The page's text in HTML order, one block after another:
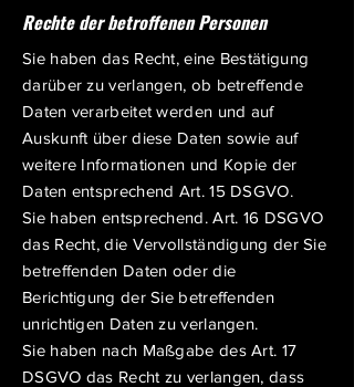
Rechte der betroffenen Personen
Sie haben das Recht, eine Bestätigung
darüber zu verlangen, ob betreffende
Daten verarbeitet werden und auf
Auskunft über diese Daten sowie auf
weitere Informationen und Kopie der
Daten entsprechend Art. 15 DSGVO.
Sie haben entsprechend. Art. 16 DSGVO
das Recht, die Vervollständigung der Sie
betreffenden Daten oder die
Berichtigung der Sie betreffenden
unrichtigen Daten zu verlangen.
Sie haben nach Maßgabe des Art. 17
DSGVO das Recht zu verlangen, dass